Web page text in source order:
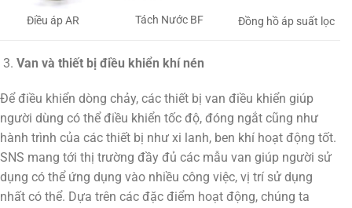
Điều áp AR Tách Nước BF Đồng hồ áp suất lọc
Van và thiết bị điều khiển khí nén
Để điều khiển dòng chảy, các thiết bị van điều khiển giúp
người dùng có thể điều khiển tốc độ, đóng ngắt cũng như
hành trình của các thiết bị như xi lanh, ben khí hoạt động tốt.
SNS mang tới thị trường đầy đủ các mẫu van giúp người sử
dụng có thể ứng dụng vào nhiều công việc, vị trí sử dụng
nhất có thể. Dựa trên các đặc điểm hoạt động, chúng ta